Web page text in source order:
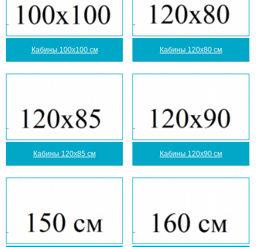
Кабины 100x100 см Кабины 120x80 см
Кабины 120x85 см Кабины 120x90 см